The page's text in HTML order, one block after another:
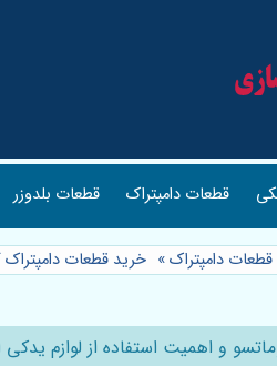
قطعات دامپتراک قطعات بلدوزر
قطعات دامپتراک» خرید قطعات
و اهمیت استفاده از لوازم